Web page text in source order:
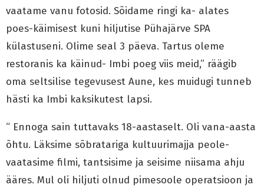
vaatame vanu fotosid. Sõidame ringi ka- alates
poes-käimisest kuni hiljutise Pühajärve SPA
külastuseni. Olime seal 3 päeva. Tartus oleme
restoranis ka käinud- Imbi poeg viis meid,” räägib
oma seltsilise tegevusest Aune, kes muidugi tunneb
hästi ka Imbi kaksikutest lapsi.
“ Ennoga sain tuttavaks 18-aastaselt. Oli vana-aasta
õhtu. Läksime sõbratariga kultuurimajja peole-
vaatasime filmi, tantsisime ja seisime niisama ahju
ääres. Mul oli hiljuti olnud pimesoole operatsioon ja